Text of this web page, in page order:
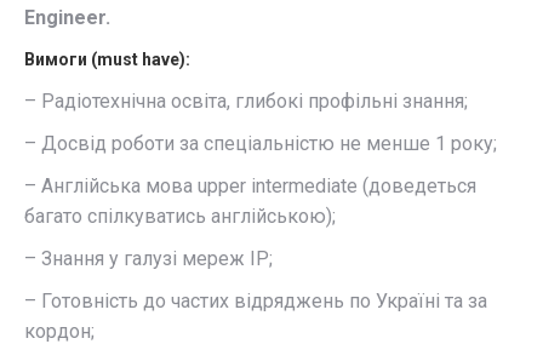
Engineer.
Вимоги (must have):
– Радіотехнічна освіта, глибокі профільні знання;
– Досвід роботи за спеціальністю не менше 1 року;
– Англійська мова upper intermediate (доведеться
багато спілкуватись англійською);
– Знання у галузі мереж IP;
– Готовність до частих відряджень по Україні та за
кордон;